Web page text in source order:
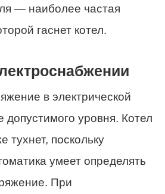
— наиболее частая
гаснет котел.
в электрической
допустимого уровня. Котел
тухнет, поскольку
умеет определять
При